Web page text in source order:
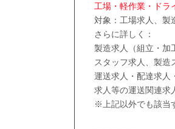
工場・軽作業・ドラ
対象：工場求人、製
さらに詳しく：
製造求人（組立・加
スタッフ求人、製造
運送求人・配達求人
求人等の運送関連求
※上記以外でも該当